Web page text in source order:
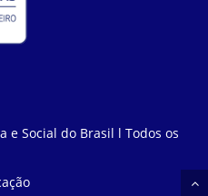
e Social do Brasil l Todos os